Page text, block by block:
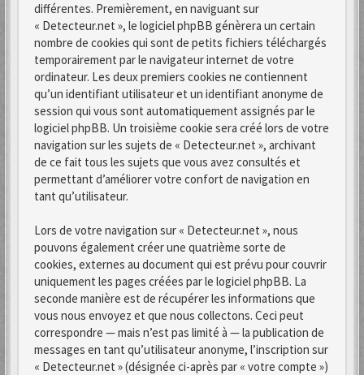
différentes. Premièrement, en naviguant sur
« Detecteur.net », le logiciel phpBB génèrera un certain
nombre de cookies qui sont de petits fichiers téléchargés
temporairement par le navigateur internet de votre
ordinateur. Les deux premiers cookies ne contiennent
qu’un identifiant utilisateur et un identifiant anonyme de
session qui vous sont automatiquement assignés par le
logiciel phpBB. Un troisième cookie sera créé lors de votre
navigation sur les sujets de « Detecteur.net », archivant
de ce fait tous les sujets que vous avez consultés et
permettant d’améliorer votre confort de navigation en
tant qu’utilisateur.
Lors de votre navigation sur « Detecteur.net », nous
pouvons également créer une quatrième sorte de
cookies, externes au document qui est prévu pour couvrir
uniquement les pages créées par le logiciel phpBB. La
seconde manière est de récupérer les informations que
vous nous envoyez et que nous collectons. Ceci peut
correspondre — mais n’est pas limité à — la publication de
messages en tant qu’utilisateur anonyme, l’inscription sur
« Detecteur.net » (désignée ci-après par « votre compte »)